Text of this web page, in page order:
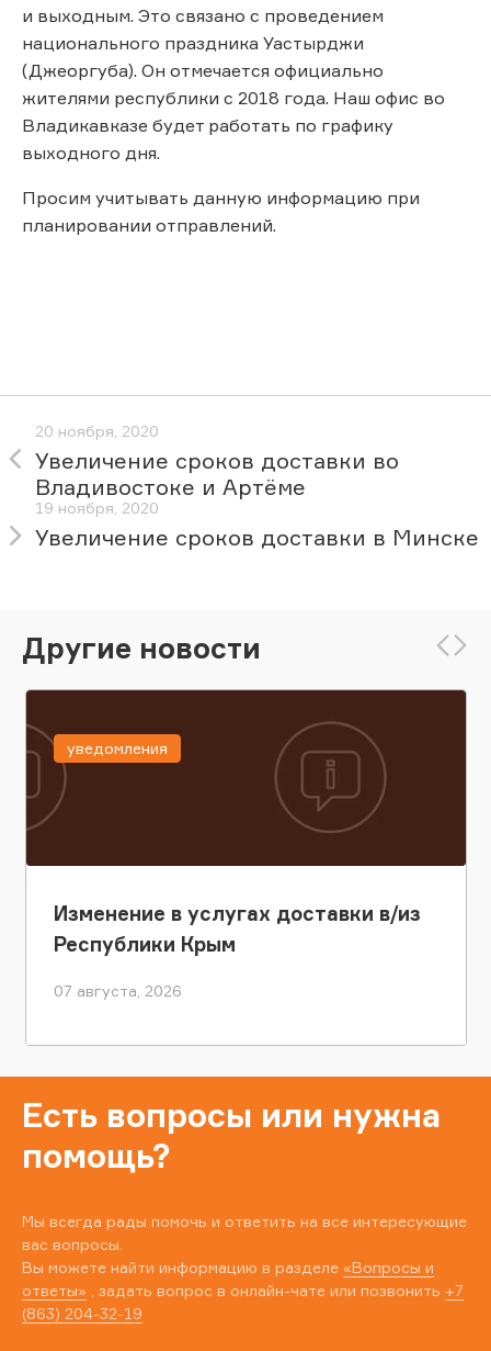
и выходным. Это связано с проведением
национального праздника Уастырджи
(Джеоргуба). Он отмечается официально
жителями республики с 2018 года. Наш офис во
Владикавказе будет работать по графику
выходного дня.
Просим учитывать данную информацию при
планировании отправлений.
20 ноября, 2020
Увеличение сроков доставки во
Владивостоке и Артёме
19 ноября, 2020
Увеличение сроков доставки в Минске
Другие новости
Изменение в услугах доставки в/из
Республики Крым
07 августа, 2026
уведомления
Есть вопросы или нужна
помощь?
Мы всегда рады помочь и ответить на все интересующие
вас вопросы.
Вы можете найти информацию в разделе «Вопросы и
ответы» , задать вопрос в онлайн-чате или позвонить +7
(863) 204-32-19